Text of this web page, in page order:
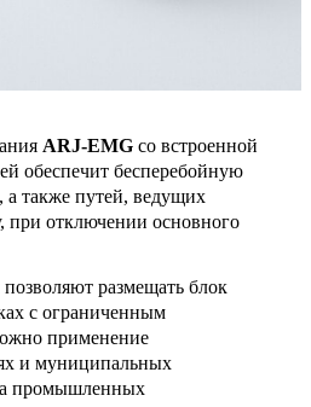
ARJ-EMG со встроенной
обеспечит бесперебойную
а также путей, ведущих
при отключении основного
размещать блок
с ограниченным
применение
и муниципальных
промышленных